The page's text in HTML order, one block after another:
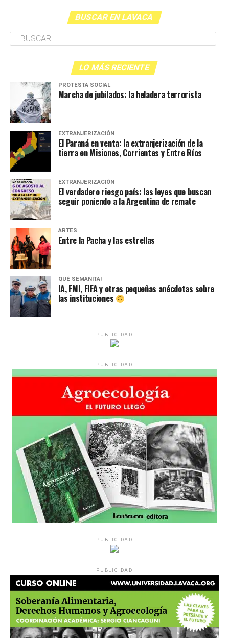
etc- la cárcel ya no es una institución de
disciplinamiento, sino un depósito de gente sobrante. Su
función, si lo pensamos desde la imagen, es meramente
que nadie- salvo un abogado y con suerte
Más MUbis:
BUSCAR EN LAVACA
LO MÁS RECIENTE
PROTESTA SOCIAL
Marcha de jubilados: la heladera terrorista
EXTRANJERIZACIÓN
El Paraná en venta: la extranjerización de la
tierra en Misiones, Corrientes y Entre Ríos
EXTRANJERIZACIÓN
El verdadero riesgo país: las leyes que buscan
seguir poniendo a la Argentina de remate
ARTES
Entre la Pacha y las estrellas
QUÉ SEMANITA!
IA, FMI, FIFA y otras pequeñas anécdotas sobre
las instituciones
PUBLICIDAD
PUBLICIDAD
PUBLICIDAD
PUBLICIDAD